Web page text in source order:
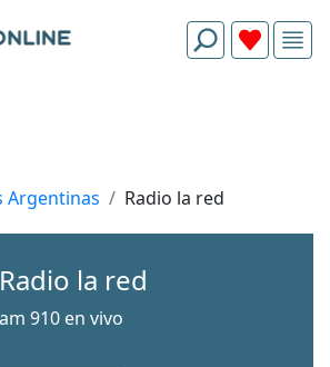
Argentinas Radio la red
Radio la red
am 910 en vivo